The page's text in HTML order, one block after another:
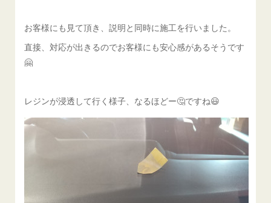
お客様にも見て頂き、説明と同時に施工を行いました。
直接、対応が出きるのでお客様にも安心感があるそうです
🤗
レジンが浸透して行く様子、なるほどー🤔ですね😃